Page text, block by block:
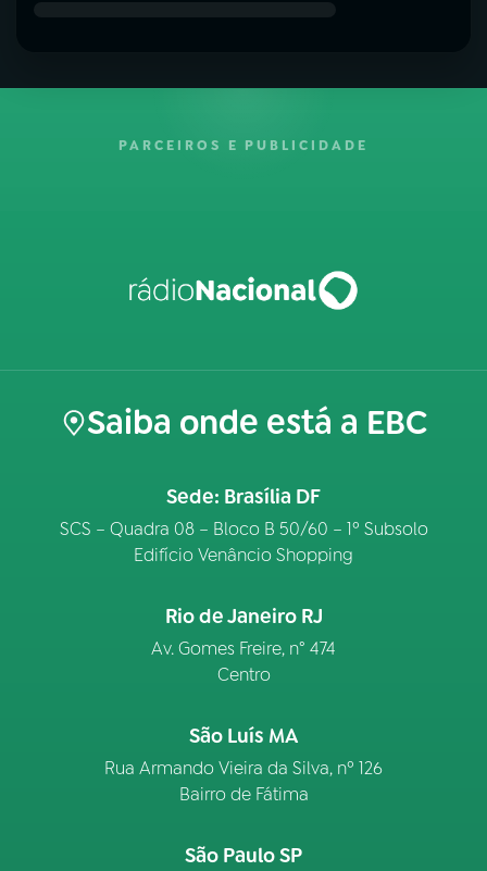
PARCEIROS E PUBLICIDADE
Saiba onde está a EBC
Sede: Brasília DF
SCS – Quadra 08 – Bloco B 50/60 – 1º Subsolo
Edifício Venâncio Shopping
Rio de Janeiro RJ
Av. Gomes Freire, n° 474
Centro
São Luís MA
Rua Armando Vieira da Silva, nº 126
Bairro de Fátima
São Paulo SP